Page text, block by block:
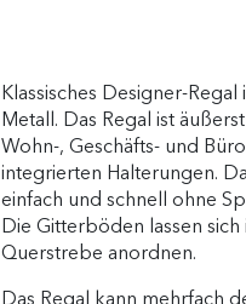
Klassisches Designer-
Metall. Das Regal ist
Wohn-, Geschäfts- und
integrierten Halterungen.
einfach und schnell ohne
Die Gitterböden lassen
Querstrebe anordnen.
Das Regal kann mehrfach